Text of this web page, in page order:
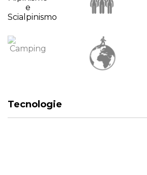
Tecnologie